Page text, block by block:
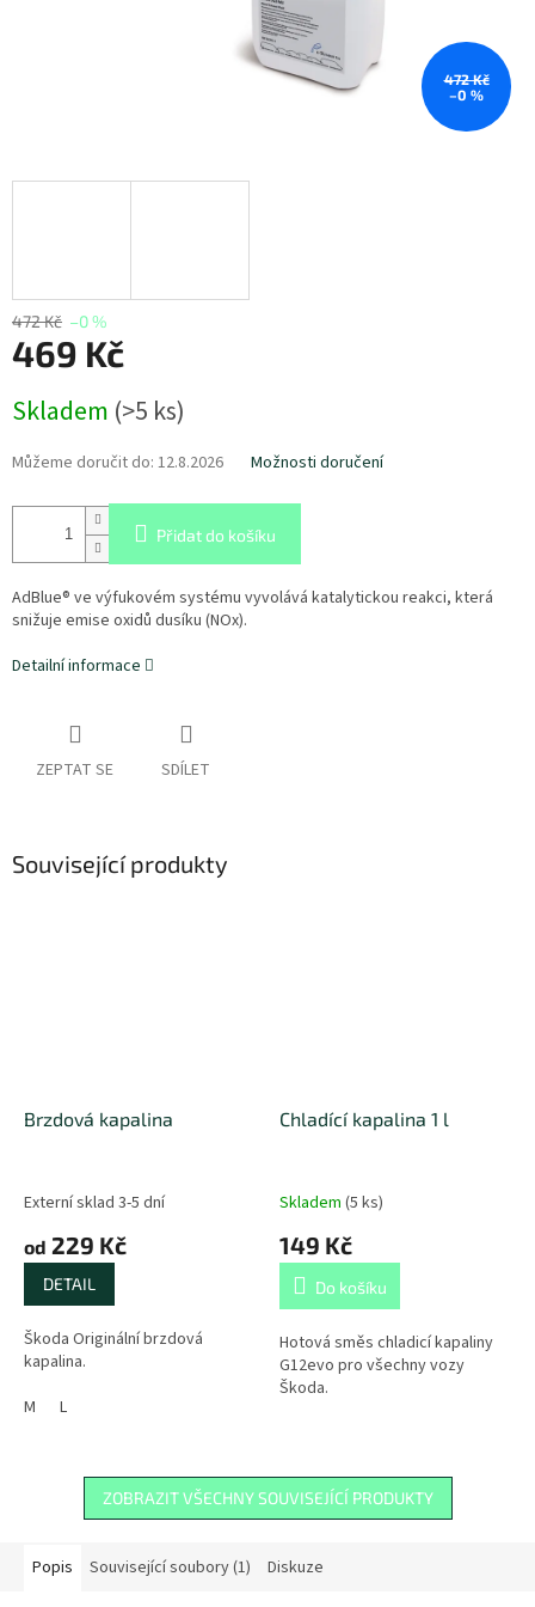
472 Kč
–0 %
472 Kč –0 %
469 Kč
cena:
Skladem (>5 ks)
Můžeme doručit do: 12.8.2026 Možnosti doručení
Přidat do košíku
AdBlue® ve výfukovém systému vyvolává katalytickou reakci, která
snižuje emise oxidů dusíku (NOx).
Detailní informace
ZEPTAT SE SDÍLET
Související produkty
Brzdová kapalina
Externí sklad 3-5 dní
od 229 Kč
DETAIL
Škoda Originální brzdová
kapalina.
M
L
Chladící kapalina 1 l
Skladem (5 ks)
149 Kč
Do košíku
Hotová směs chladicí kapaliny
G12evo pro všechny vozy
Škoda.
ZOBRAZIT VŠECHNY SOUVISEJÍCÍ PRODUKTY
Popis Související soubory (1) Diskuze